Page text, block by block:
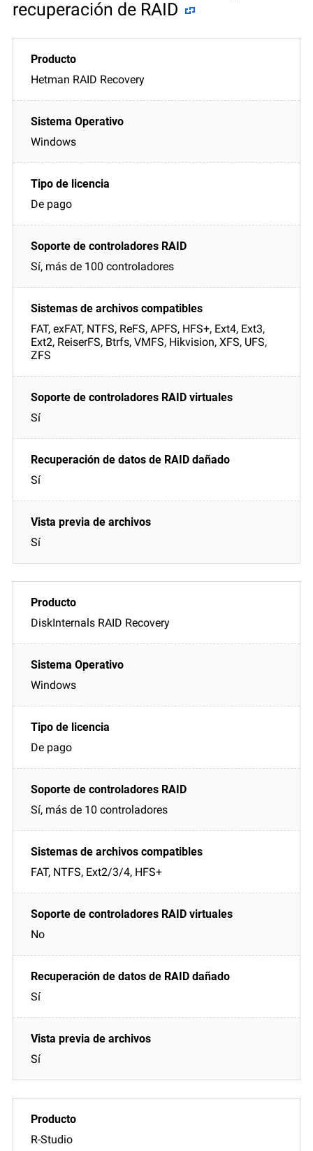
recuperación de RAID
Hetman RAID Recovery
Windows
De pago
Sí, más de 100 controladores
FAT, exFAT, NTFS, ReFS, APFS, HFS+, Ext4, Ext3,
Ext2, ReiserFS, Btrfs, VMFS, Hikvision, XFS, UFS,
ZFS
Sí
Sí
Sí
DiskInternals RAID Recovery
Windows
De pago
Sí, más de 10 controladores
FAT, NTFS, Ext2/3/4, HFS+
No
Sí
Sí
R-Studio